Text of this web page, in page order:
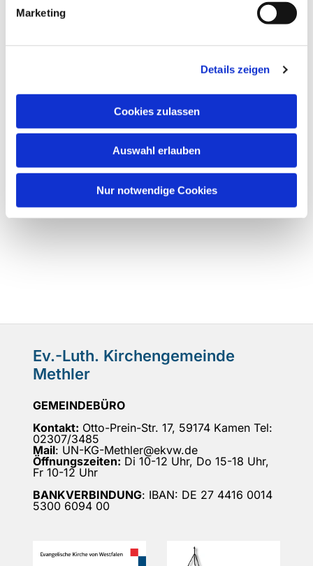
Marketing
Details zeigen
Cookies zulassen
Auswahl erlauben
Nur notwendige Cookies
Ev.-Luth. Kirchengemeinde
Methler
GEMEINDEBÜRO
Kontakt: Otto-Prein-Str. 17, 59174 Kamen Tel:
02307/3485
Mail: UN-KG-Methler@ekvw.de
Öffnungszeiten: Di 10-12 Uhr, Do 15-18 Uhr,
Fr 10-12 Uhr
BANKVERBINDUNG: IBAN: DE 27 4416 0014
5300 6094 00